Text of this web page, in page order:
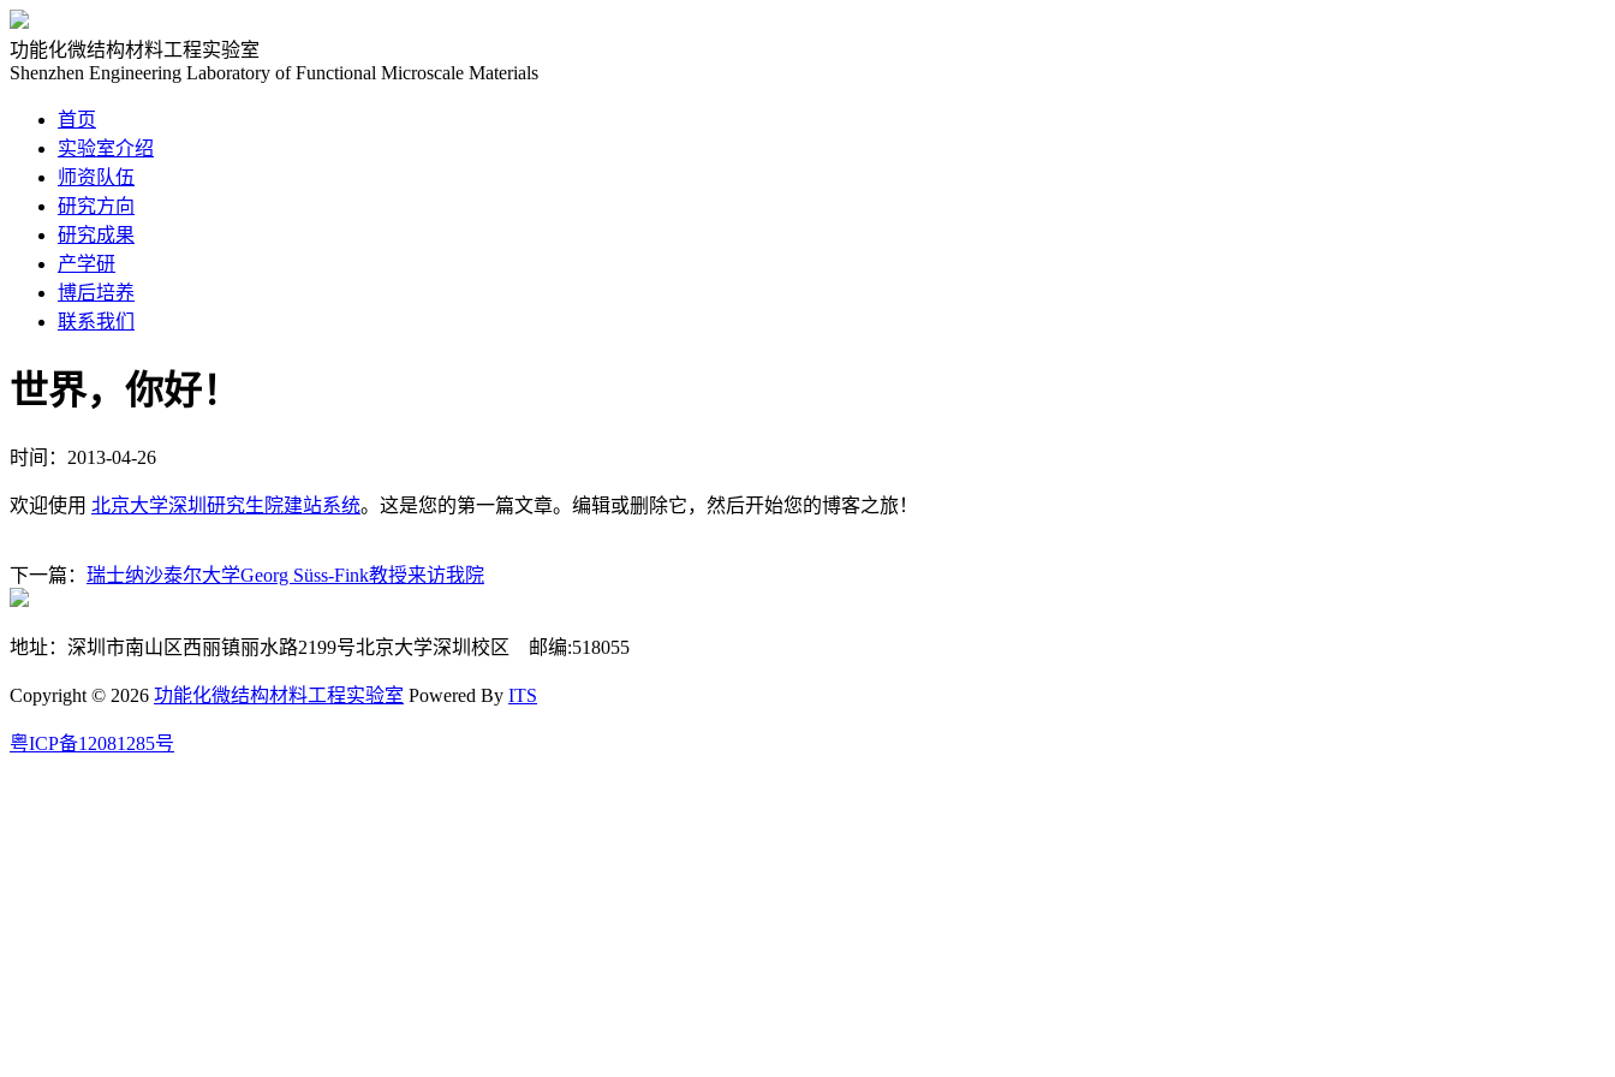
功能化微结构材料工程实验室
Shenzhen Engineering Laboratory of Functional Microscale Materials
首页
实验室介绍
师资队伍
研究方向
研究成果
产学研
博后培养
联系我们
世界，你好！
时间：2013-04-26
欢迎使用 北京大学深圳研究生院建站系统。这是您的第一篇文章。编辑或删除它，然后开始您的博客之旅！
下一篇： 瑞士纳沙泰尔大学Georg Süss-Fink教授来访我院
地址：深圳市南山区西丽镇丽水路2199号北京大学深圳校区 邮编:518055
Copyright © 2026 功能化微结构材料工程实验室 Powered By ITS
粤ICP备12081285号